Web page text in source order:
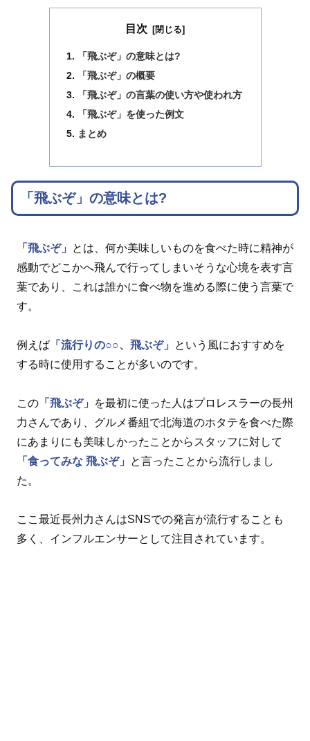
目次
「飛ぶぞ」の意味とは?
「飛ぶぞ」の概要
「飛ぶぞ」の言葉の使い方や使われ方
「飛ぶぞ」を使った例文
まとめ
「飛ぶぞ」の意味とは?
「飛ぶぞ」
とは、何か美味しいものを食べた時に精神が
感動でどこかへ飛んで行ってしまいそうな心境を表す言
葉であり、これは誰かに食べ物を進める際に使う言葉で
す。
例えば 「流行りの○○、飛ぶぞ」
という風におすすめを
する時に使用することが多いのです。
この 「飛ぶぞ」
を最初に使った人はプロレスラーの長州
力さんであり、グルメ番組で北海道のホタテを食べた際
にあまりにも美味しかったことからスタッフに対して
「食ってみな 飛ぶぞ」
と言ったことから流行しまし
た。
ここ最近長州力さんはSNSでの発言が流行することも
多く、インフルエンサーとして注目されています。